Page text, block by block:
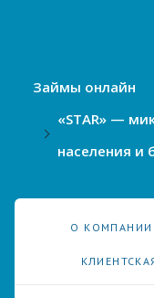
Займы онлайн
«STAR» —
населения и
О КОМПАНИИ